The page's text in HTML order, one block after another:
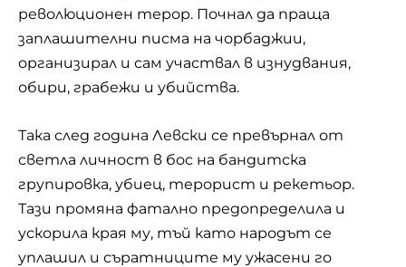
революционен терор. Почнал да праща
заплашителни писма на чорбаджии,
организирал и сам участвал в изнудвания,
обири, грабежи и убийства.
Така след година Левски се превърнал от
светла личност в бос на бандитска
групировка, убиец, терорист и рекетьор.
Тази промяна фатално предопределила и
ускорила края му, тъй като народът се
уплашил и съратниците му ужасени го